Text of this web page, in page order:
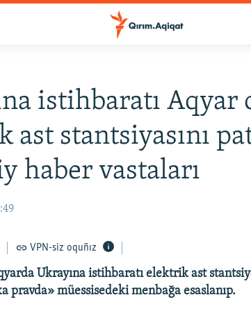
istihbaratı Aqyar
ast stantsiyasını
haber vastaları
VPN-siz oquñız
Ukrayına istihbaratı elektrik ast
pravda» müessisedeki menbağa esaslanıp.